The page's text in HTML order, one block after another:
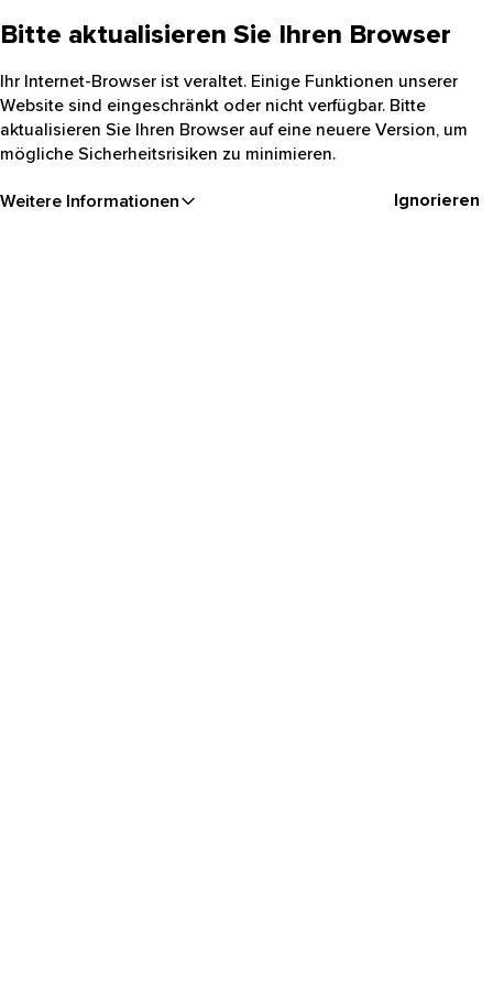
Bitte aktualisieren Sie Ihren Browser
Ihr Internet-Browser ist veraltet. Einige Funktionen unserer
Website sind eingeschränkt oder nicht verfügbar. Bitte
aktualisieren Sie Ihren Browser auf eine neuere Version, um
mögliche Sicherheitsrisiken zu minimieren.
Weitere Informationen Ignorieren